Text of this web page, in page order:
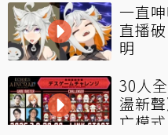
一直
直播
明
30人
盪新
亡模式